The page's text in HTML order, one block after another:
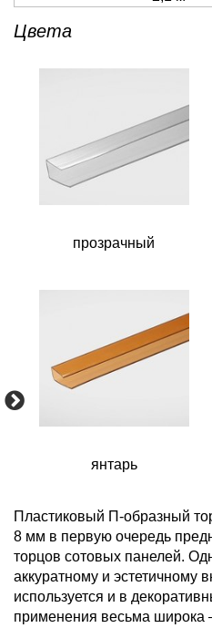
Цвета
прозрачный
янтарь
Пластиковый П-образный
8 мм в первую очередь
торцов сотовых панелей.
аккуратному и эстетичному
используется и в
применения весьма широка